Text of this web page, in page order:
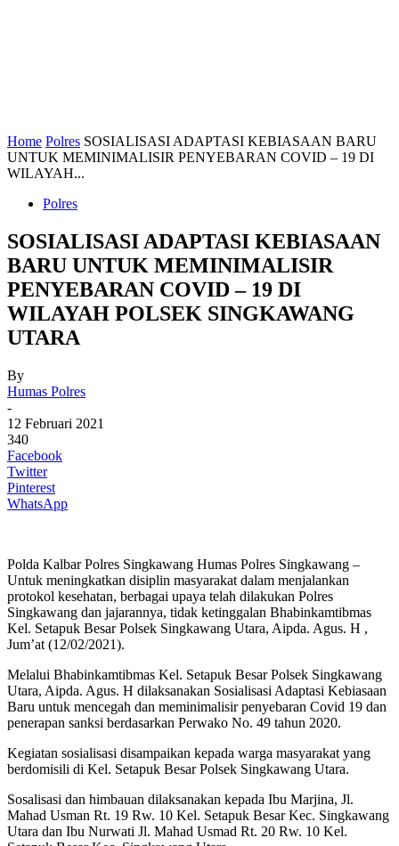
Home Polres SOSIALISASI ADAPTASI KEBIASAAN BARU
UNTUK MEMINIMALISIR PENYEBARAN COVID – 19 DI
WILAYAH...
Polres
SOSIALISASI ADAPTASI KEBIASAAN
BARU UNTUK MEMINIMALISIR
PENYEBARAN COVID – 19 DI
WILAYAH POLSEK SINGKAWANG
UTARA
By
Humas Polres
-
12 Februari 2021
340
Facebook
Twitter
Pinterest
WhatsApp
Polda Kalbar Polres Singkawang Humas Polres Singkawang –
Untuk meningkatkan disiplin masyarakat dalam menjalankan
protokol kesehatan, berbagai upaya telah dilakukan Polres
Singkawang dan jajarannya, tidak ketinggalan Bhabinkamtibmas
Kel. Setapuk Besar Polsek Singkawang Utara, Aipda. Agus. H ,
Jum’at (12/02/2021).
Melalui Bhabinkamtibmas Kel. Setapuk Besar Polsek Singkawang
Utara, Aipda. Agus. H dilaksanakan Sosialisasi Adaptasi Kebiasaan
Baru untuk mencegah dan meminimalisir penyebaran Covid 19 dan
penerapan sanksi berdasarkan Perwako No. 49 tahun 2020.
Kegiatan sosialisasi disampaikan kepada warga masyarakat yang
berdomisili di Kel. Setapuk Besar Polsek Singkawang Utara.
Sosalisasi dan himbauan dilaksanakan kepada Ibu Marjina, Jl.
Mahad Usman Rt. 19 Rw. 10 Kel. Setapuk Besar Kec. Singkawang
Utara dan Ibu Nurwati Jl. Mahad Usmad Rt. 20 Rw. 10 Kel.